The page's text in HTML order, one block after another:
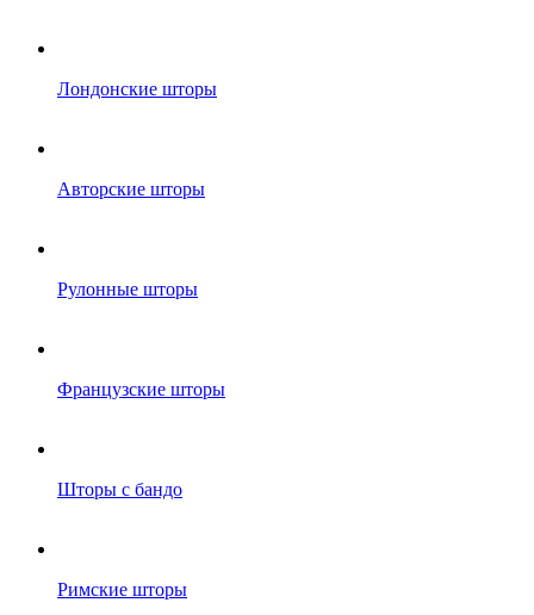
Лондонские шторы
Авторские шторы
Рулонные шторы
Французские шторы
Шторы с бандо
Римские шторы